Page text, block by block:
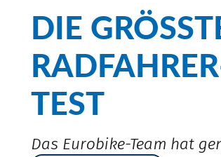
DIE
EST
Das Eurobike-Team hat